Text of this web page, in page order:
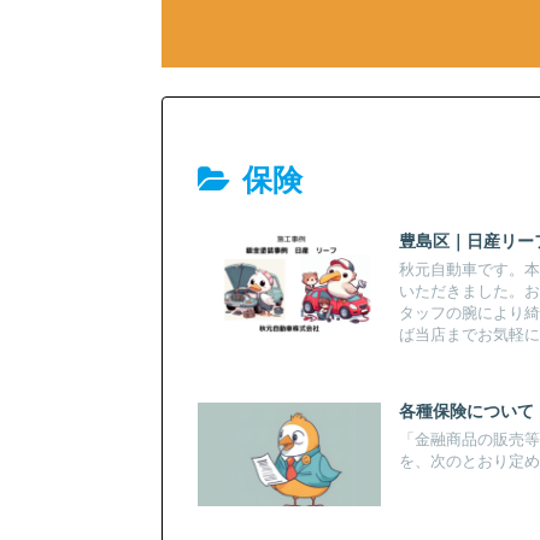
保険
豊島区｜日産リ
秋元自動車です。
いただきました。
タッフの腕により
ば当店までお気軽
各種保険について
「金融商品の販売
を、次のとおり定